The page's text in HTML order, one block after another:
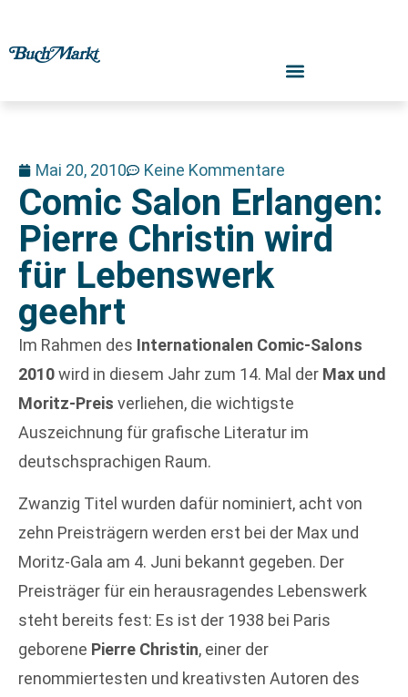
Mai 20, 2010 Keine Kommentare
Comic Salon Erlangen:
Pierre Christin wird
für Lebenswerk
geehrt
Im Rahmen des Internationalen Comic-Salons
2010wird in diesem Jahr zum 14. Mal der Max und
Moritz-Preis verliehen, die wichtigste
Auszeichnung für grafische Literatur im
deutschsprachigen Raum.
Zwanzig Titel wurden dafür nominiert, acht von
zehn Preisträgern werden erst bei der Max und
Moritz-Gala am 4. Juni bekannt gegeben. Der
Preisträger für ein herausragendes Lebenswerk
steht bereits fest: Es ist der 1938 bei Paris
geborene Pierre Christin, einer der
renommiertesten und kreativsten Autoren des